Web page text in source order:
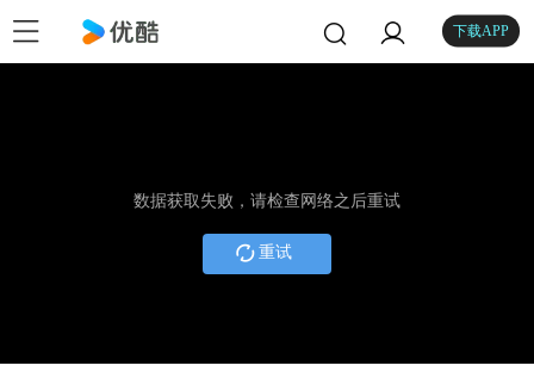
下载APP
数据获取失败，请检查网络之后重试
重试